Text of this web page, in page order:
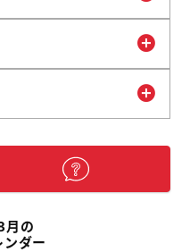
月の
ダー